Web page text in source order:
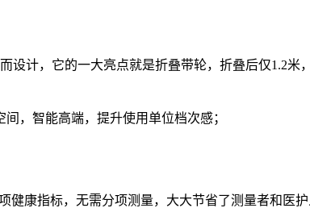
设计，它的一大亮点就是折叠带轮，折叠后仅1.2
，智能高端，提升使用单位档次感；
康指标，无需分项测量，大大节省了测量者和医